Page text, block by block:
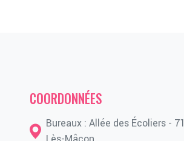
COORDONNÉES
Bureaux : Allée des Écoliers -